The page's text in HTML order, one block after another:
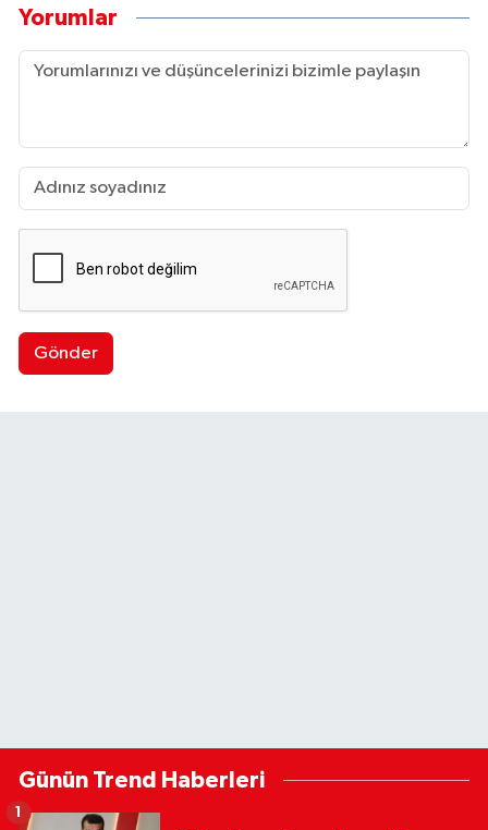
Yorumlar
Gönder
Günün Trend Haberleri
1